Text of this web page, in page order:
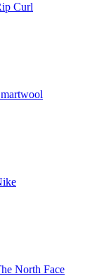
Curl
North Face